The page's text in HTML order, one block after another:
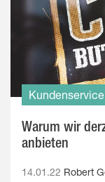
Kundenservice
Warum wir
anbieten
14.01.22 Robert